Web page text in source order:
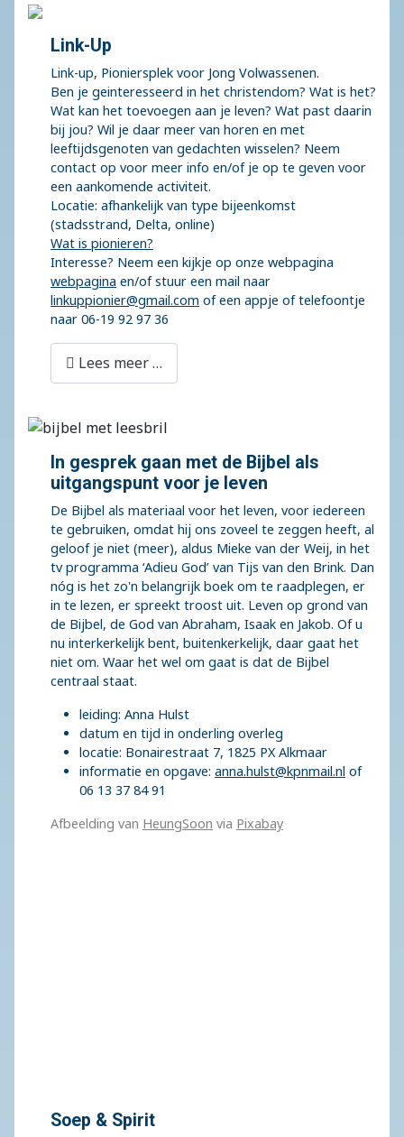
Link-Up
Link-up, Pioniersplek voor Jong Volwassenen.
Ben je geinteresseerd in het christendom? Wat is het?
Wat kan het toevoegen aan je leven? Wat past daarin
bij jou? Wil je daar meer van horen en met
leeftijdsgenoten van gedachten wisselen? Neem
contact op voor meer info en/of je op te geven voor
een aankomende activiteit.
Locatie: afhankelijk van type bijeenkomst
(stadsstrand, Delta, online)
Wat is pionieren?
Interesse? Neem een kijkje op onze webpagina
webpagina en/of stuur een mail naar
linkuppionier@gmail.com of een appje of telefoontje
naar 06-19 92 97 36
Lees meer …
In gesprek gaan met de Bijbel als
uitgangspunt voor je leven
De Bijbel als materiaal voor het leven, voor iedereen
te gebruiken, omdat hij ons zoveel te zeggen heeft, al
geloof je niet (meer), aldus Mieke van der Weij, in het
tv programma ‘Adieu God’ van Tijs van den Brink. Dan
nóg is het zo'n belangrijk boek om te raadplegen, er
in te lezen, er spreekt troost uit. Leven op grond van
de Bijbel, de God van Abraham, Isaak en Jakob. Of u
nu interkerkelijk bent, buitenkerkelijk, daar gaat het
niet om. Waar het wel om gaat is dat de Bijbel
centraal staat.
leiding: Anna Hulst
datum en tijd in onderling overleg
locatie: Bonairestraat 7, 1825 PX Alkmaar
informatie en opgave: anna.hulst@kpnmail.nl of
06 13 37 84 91
Afbeelding van HeungSoon via Pixabay
Soep & Spirit